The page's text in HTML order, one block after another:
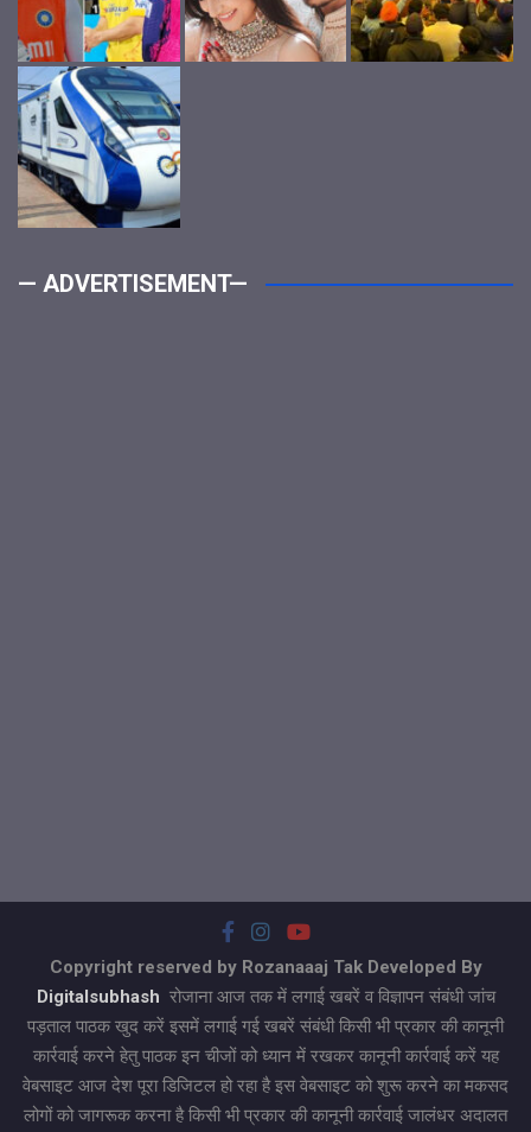
— ADVERTISEMENT—
Copyright reserved by Rozanaaaj Tak Developed By
Digitalsubhash रोजाना आज तक में लगाई खबरें व विज्ञापन संबंधी जांच
पड़ताल पाठक खुद करें इसमें लगाई गई खबरें संबंधी किसी भी प्रकार की कानूनी
कार्रवाई करने हेतु पाठक इन चीजों को ध्यान में रखकर कानूनी कार्रवाई करें यह
वेबसाइट आज देश पूरा डिजिटल हो रहा है इस वेबसाइट को शुरू करने का मकसद
लोगों को जागरूक करना है किसी भी प्रकार की कानूनी कार्रवाई जालंधर अदालत